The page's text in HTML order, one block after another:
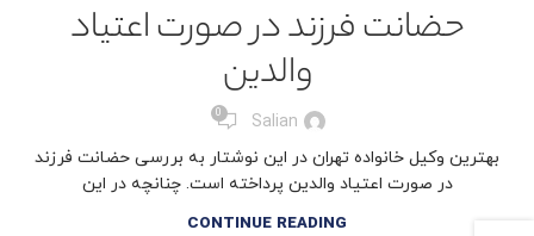
حضانت فرزند در صورت اعتیاد
والدین
Salian
0
بهترین وکیل خانواده تهران در این نوشتار به بررسی حضانت فرزند
در صورت اعتیاد والدین پرداخته است. چنانچه در این
CONTINUE READING